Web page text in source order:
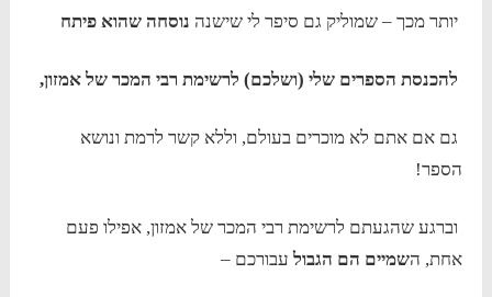
יותר מכך – שמוליק גם סיפר לי שישנה נוסחה שהוא פיתח
להכנסת הספרים שלי (ושלכם) לרשימת רבי המכר של אמזון,
גם אם אתם לא מוכרים בעולם, וללא קשר לרמת ונושא
הספר!
וברגע שהגעתם לרשימת רבי המכר של אמזון, אפילו פעם
אחת, השמיים הם הגבולעבורכם –